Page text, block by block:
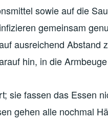
sowie auf die
gemeinsam
ausreichend Abstand
hin, in die
sie fassen das Essen
gehen alle nochmal